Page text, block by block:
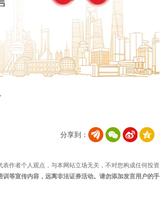
分享到：
作者个人观点，与本网站立场无关，不对您构成任何投资
等宣传内容，远离非法证券活动。请勿添加发言用户的手